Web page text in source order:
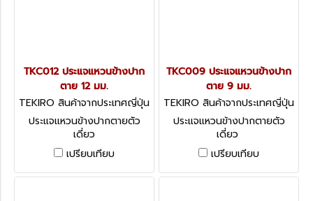
TKC012 ประแจแหวนข้างปาก
ตาย 12 มม.
TEKIRO สินค้าจากประเทศญี่ปุ่น
TKC012
ประแจแหวนข้างปากตายตัว
เดี่ยว
เปรียบเทียบ
TKC009 ประแจแหวนข้างปาก
ตาย 9 มม.
TEKIRO สินค้าจากประเทศญี่ปุ่น
TKC009
ประแจแหวนข้างปากตายตัว
เดี่ยว
เปรียบเทียบ